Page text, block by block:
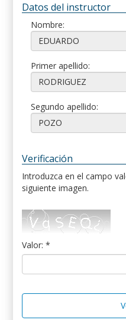
Datos del instructor
Nombre:
Primer apellido:
Segundo apellido:
Verificación
Introduzca en el campo
siguiente imagen.
Valor: *